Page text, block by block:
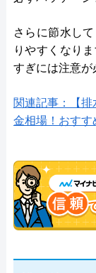
さらに節水し
りやすくなり
すぎには注意が
関連記事：【
金相場！おすす